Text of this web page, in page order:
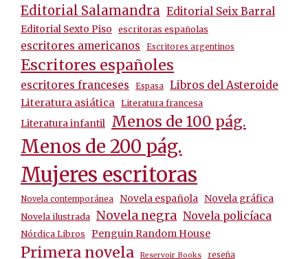
Editorial Salamandra Editorial Seix Barral
Editorial Sexto Piso escritoras españolas
escritores americanos Escritores argentinos
Escritores españoles
escritores franceses Espasa Libros del Asteroide
Literatura asiática Literatura francesa
Literatura infantil Menos de 100 pág.
Menos de 200 pág.
Mujeres escritoras
Novela contemporánea Novela española Novela gráfica
Novela ilustrada Novela negra Novela policíaca
Nórdica Libros Penguin Random House
Primera novela Reservoir Books reseña